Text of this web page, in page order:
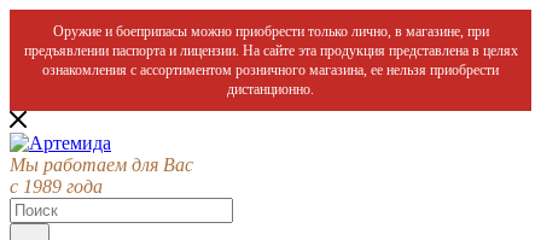
Оружие и боеприпасы можно приобрести только лично, в магазине, при
предъявлении паспорта и лицензии. На сайте эта продукция представлена в целях
ознакомления с ассортиментом розничного магазина, ее нельзя приобрести
дистанционно.
Мы работаем для Вас
с 1989 года